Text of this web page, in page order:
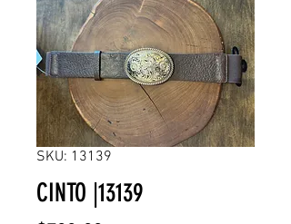
SKU: 13139
CINTO |13139